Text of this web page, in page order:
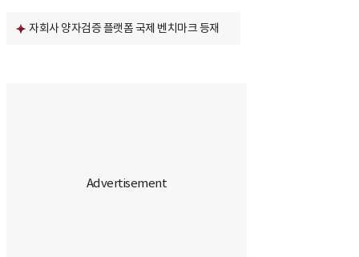
자회사 양자검증 플랫폼 국제 벤치마크 등재